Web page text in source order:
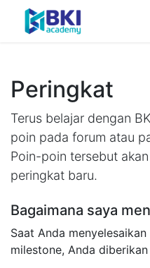
Peringkat
Terus belajar dengan
poin pada forum atau
Poin-poin tersebut
peringkat baru.
Bagaimana saya
Saat Anda
milestone, Anda diberikan